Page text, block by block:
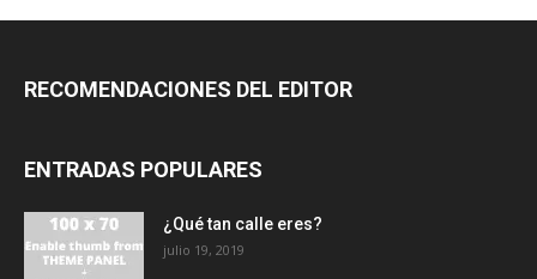
RECOMENDACIONES DEL EDITOR
ENTRADAS POPULARES
¿Qué tan calle eres?
julio 19, 2019